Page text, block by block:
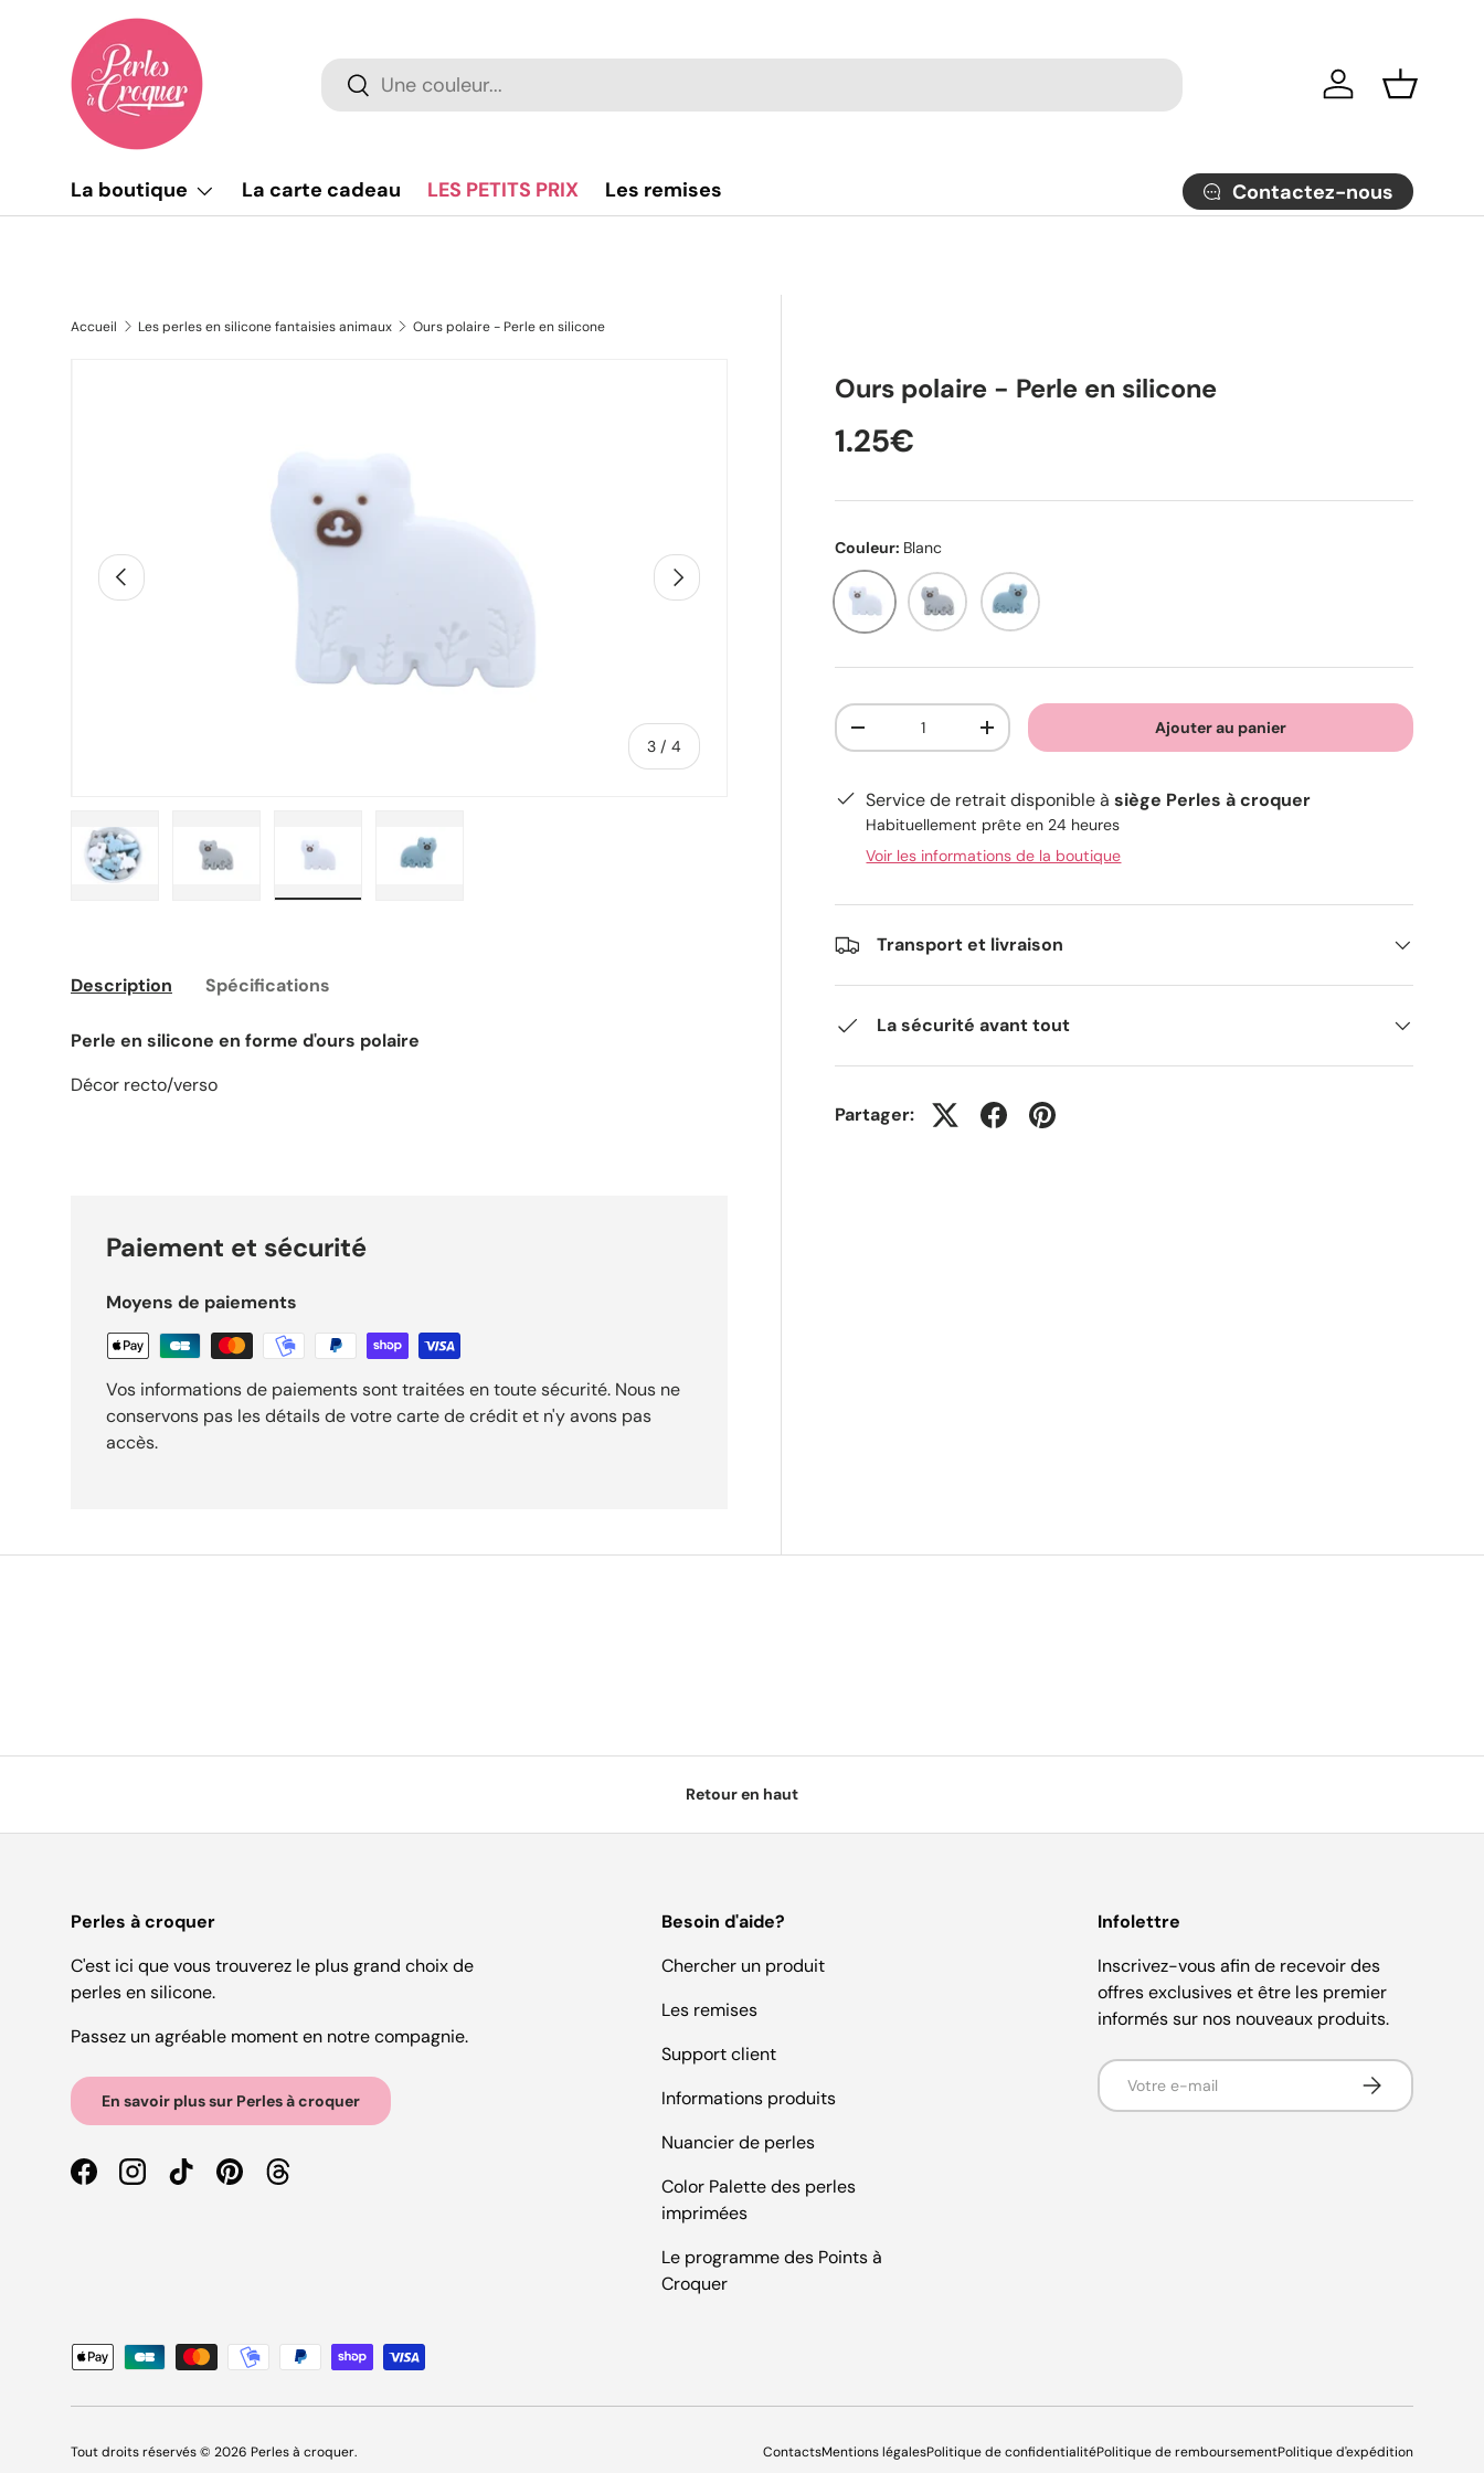
Aller au contenu
Recherche
Rechercher Se connecter
Panier
La boutique La carte cadeau LES PETITS PRIX Les remises Contactez-nous
Accueil Les perles en silicone fantaisies animaux Ours polaire - Perle en silicone
Précédent
3 /de
4
Suivant
Ours polaire - Perle en silicone
1.25€
Couleur: Blanc
Blanc Gris clairBrume bleue
Qté
-
+ Ajouter au panier
Service de retrait disponible àsiège Perles à croquer
Habituellement prête en 24 heures
Voir les informations de la boutique
Transport et livraison
La sécurité avant tout
Partager:
Description Spécifications
Perle en silicone en forme d'ours polaire
Décor recto/verso
Paiement et sécurité
Moyens de paiements
Vos informations de paiements sont traitées en toute sécurité. Nous ne
conservons pas les détails de votre carte de crédit et n'y avons pas
accès.
Retour en haut
Perles à croquer
C'est ici que vous trouverez le plus grand choix de
perles en silicone.
Passez un agréable moment en notre compagnie.
En savoir plus sur Perles à croquer
FacebookInstagramTikTokPinterestThreads
Besoin d'aide?
Chercher un produit
Les remises
Support client
Informations produits
Nuancier de perles
Color Palette des perles
imprimées
Le programme des Points à
Croquer
Infolettre
Inscrivez-vous afin de recevoir des
offres exclusives et être les premier
informés sur nos nouveaux produits.
E-mail S’inscrire
Moyens de paiement acceptés
Tout droits réservés © 2026 Perles à croquer. ContactsMentions légalesPolitique de confidentialitéPolitique de remboursementPolitique d'expédition